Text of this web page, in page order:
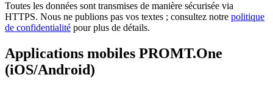
Toutes les données sont transmises de manière sécurisée via
HTTPS. Nous ne publions pas vos textes ; consultez notre politique
de confidentialité pour plus de détails.
Applications mobiles PROMT.One
(iOS/Android)